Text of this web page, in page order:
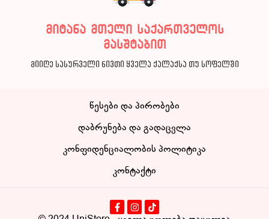
მიტანა მთელი საქართველოს
მასშტაბით
მიიღე სასურველი ნივთი ყველა ქალაქსა თუ სოფელში
წესები და პირობები
დაბრუნება და გადაცვლა
კონფიდენციალობის პოლიტიკა
კონტაქტი